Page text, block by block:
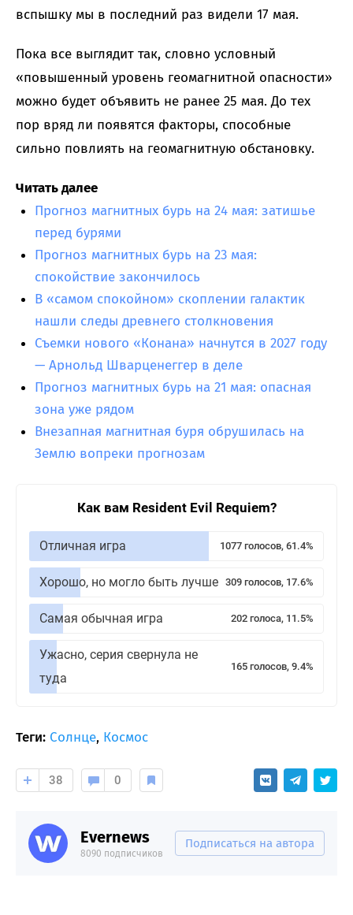
вспышку мы в последний раз видели 17 мая.
Пока все выглядит так, словно условный
«повышенный уровень геомагнитной опасности»
можно будет объявить не ранее 25 мая. До тех
пор вряд ли появятся факторы, способные
сильно повлиять на геомагнитную обстановку.
Читать далее
Прогноз магнитных бурь на 24 мая: затишье
перед бурями
Прогноз магнитных бурь на 23 мая:
спокойствие закончилось
В «самом спокойном» скоплении галактик
нашли следы древнего столкновения
Съемки нового «Конана» начнутся в 2027 году
— Арнольд Шварценеггер в деле
Прогноз магнитных бурь на 21 мая: опасная
зона уже рядом
Внезапная магнитная буря обрушилась на
Землю вопреки прогнозам
Как вам Resident Evil Requiem?
Отличная игра 1077 голосов, 61.4%
Хорошо, но могло быть лучше 309 голосов, 17.6%
Самая обычная игра 202 голоса, 11.5%
Ужасно, серия свернула не
туда
165 голосов, 9.4%
Теги: Солнце, Космос
38 0
Evernews
8090 подписчиков
Подписаться на автора